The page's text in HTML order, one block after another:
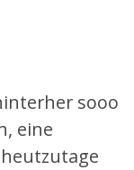
sooo
eine